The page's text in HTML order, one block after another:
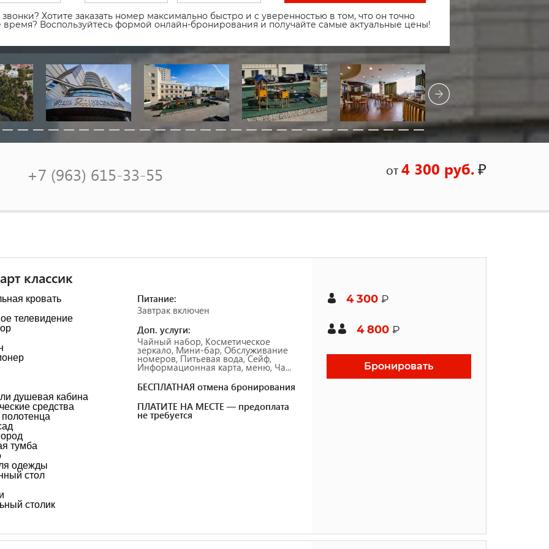
Хотите заказать номер максимально быстро и с уверенностью в том, что он точно
время? Воспользуйтесь формой онлайн-бронирования и получайте самые актуальные цены!
+7 (963) 615-33-55 от4 300 руб.₽
классик
кровать
телевидение
душевая кабина
средства
тумба
одежды
стол
столик
Питание:
Завтрак включен
Доп. услуги:
Чайный набор, Косметическое
зеркало, Мини-бар, Обслуживание
номеров, Питьевая вода, Сейф,
Информационная карта, меню, Ча...
БЕСПЛАТНАЯ отмена бронирования
ПЛАТИТЕ НА МЕСТЕ — предоплата
не требуется
4 300 ₽
4 800 ₽
Бронировать